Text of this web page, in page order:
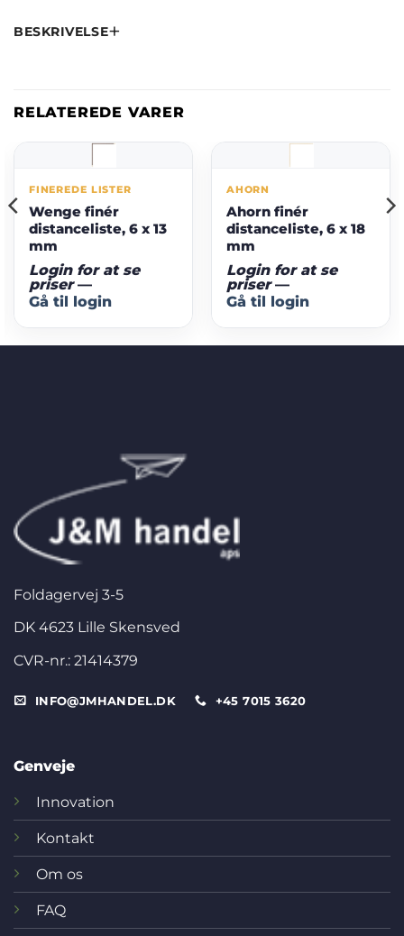
BESKRIVELSE
RELATEREDE VARER
FINEREDE LISTER
Wenge finér
distanceliste, 6 x 13
mm
Login for at se
priser—
Gå til login
AHORN
Ahorn finér
distanceliste, 6 x 18
mm
Login for at se
priser—
Gå til login
Foldagervej 3-5
DK 4623 Lille Skensved
CVR-nr.: 21414379
INFO@JMHANDEL.DK +45 7015 3620
Genveje
Innovation
Kontakt
Om os
FAQ